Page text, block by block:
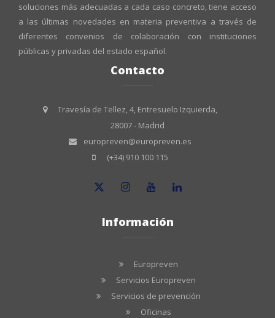
soluciones más adecuadas a cada caso concreto, tiene acceso
a las últimas novedades en materia preventiva a través de
diferentes convenios de colaboración con instituciones
públicas y privadas del estado español.
Contacto
Travesía de Tellez, 4, Entresuelo Izquierda,
28007 - Madrid
europreven@europreven.es
(+34) 910 100 115
Información
Europreven
Servicios Europreven
Servicios de prevención
Oficinas